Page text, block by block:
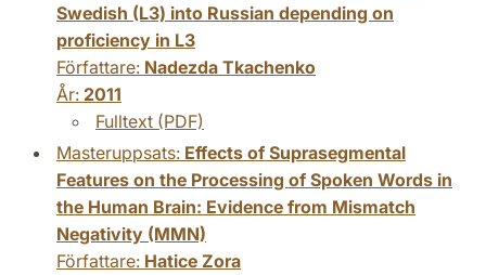
Swedish (L3) into Russian depending on
proficiency in L3
Författare: Nadezda Tkachenko
År: 2011
Fulltext (PDF)
Masteruppsats: Effects of Suprasegmental
Features on the Processing of Spoken Words in
the Human Brain: Evidence from Mismatch
Negativity (MMN)
Författare: Hatice Zora